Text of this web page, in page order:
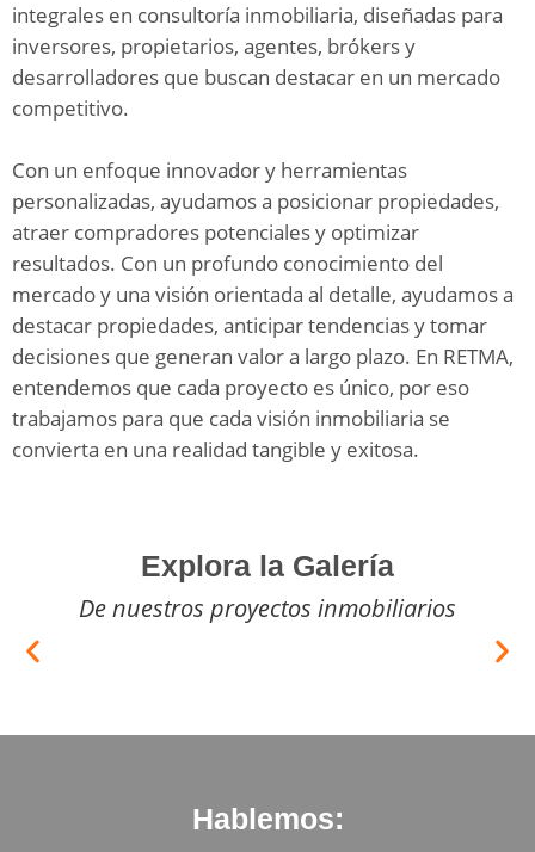
integrales en consultoría inmobiliaria, diseñadas para
inversores, propietarios, agentes, brókers y
desarrolladores que buscan destacar en un mercado
competitivo.
Con un enfoque innovador y herramientas
personalizadas, ayudamos a posicionar propiedades,
atraer compradores potenciales y optimizar
resultados. Con un profundo conocimiento del
mercado y una visión orientada al detalle, ayudamos a
destacar propiedades, anticipar tendencias y tomar
decisiones que generan valor a largo plazo. En RETMA,
entendemos que cada proyecto es único, por eso
trabajamos para que cada visión inmobiliaria se
convierta en una realidad tangible y exitosa.
Explora la Galería
De nuestros proyectos inmobiliarios
Hablemos: